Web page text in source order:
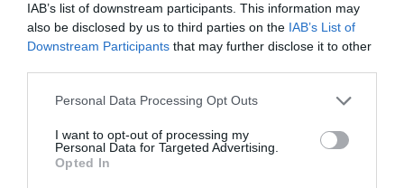
IAB’s list of downstream participants. This information may
also be disclosed by us to third parties on the IAB’s List of
Downstream Participants that may further disclose it to other
Personal Data Processing Opt Outs
I want to opt-out of processing my
Personal Data for Targeted Advertising.
Opted In
αφού θα διδάσκει συνέχεια μέχρι να
τοποθετηθεί νέος δάσκαλος. Ένας
διευθυντής για όλες τις δουλειές...
Ανώνυμος
Απορια